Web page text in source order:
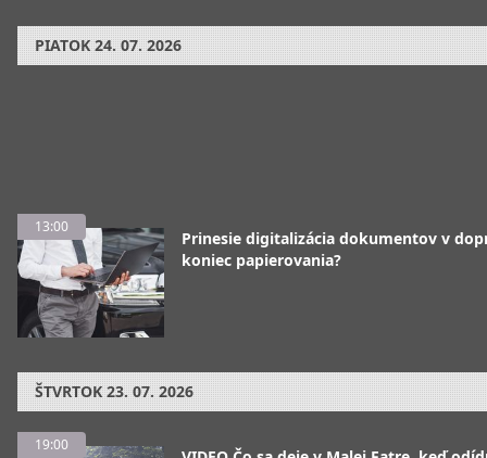
PIATOK 24. 07. 2026
13:00
Prinesie digitalizácia dokumentov v
koniec papierovania?
ŠTVRTOK 23. 07. 2026
19:00